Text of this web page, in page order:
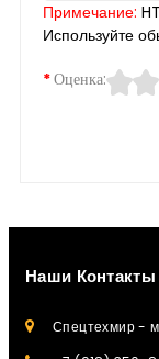
Примечание:
Используйте
Оценка:
Наши Контакты
Спецтехмир -